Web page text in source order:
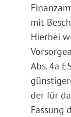
mit
Hierbei
Abs. 4a
der für
Fassung